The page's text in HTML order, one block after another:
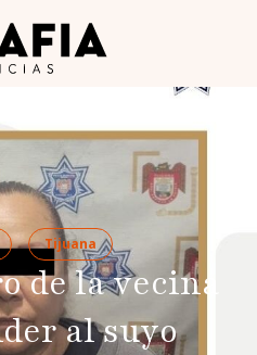
Tijuana
de la vecina
al suyo